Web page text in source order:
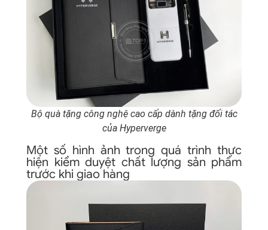
Bộ quà tặng công nghệ cao cấp dành tặng đối tác
của Hyperverge
Một số hình ảnh trong quá trình thực
hiện kiểm duyệt chất lượng sản phẩm
trước khi giao hàng